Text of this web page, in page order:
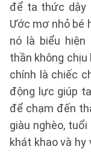
để ta thức dậy
Ước mơ nhỏ bé
nó là biểu hiện
thần không
chính là chiếc
động lực giúp
để chạm đến
giàu nghèo,
khát khao và hy